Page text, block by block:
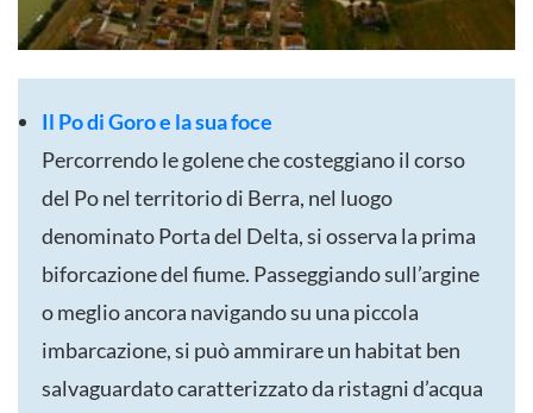
Il Po di Goro e la sua foce
Percorrendo le golene che costeggiano il corso
del Po nel territorio di Berra, nel luogo
denominato Porta del Delta, si osserva la prima
biforcazione del fiume. Passeggiando sull’argine
o meglio ancora navigando su una piccola
imbarcazione, si può ammirare un habitat ben
salvaguardato caratterizzato da ristagni d’acqua